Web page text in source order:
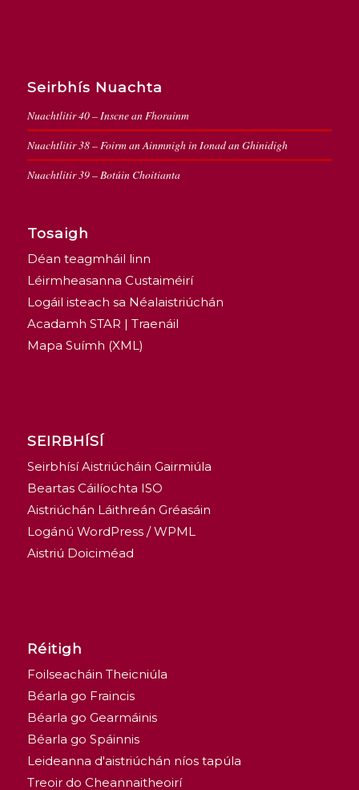
Seirbhís Nuachta
Nuachtlitir 40 – Inscne an Fhorainm
Nuachtlitir 38 – Foirm an Ainmnigh in Ionad an Ghinidigh
Nuachtlitir 39 – Botúin Choitianta
Tosaigh
Déan teagmháil linn
Léirmheasanna Custaiméirí
Logáil isteach sa Néalaistriúchán
Acadamh STAR | Traenáil
Mapa Suímh (XML)
SEIRBHÍSÍ
Seirbhísí Aistriúcháin Gairmiúla
Beartas Cáilíochta ISO
Aistriúchán Láithreán Gréasáin
Logánú WordPress / WPML
Aistriú Doiciméad
Réitigh
Foilseacháin Theicniúla
Béarla go Fraincis
Béarla go Gearmáinis
Béarla go Spáinnis
Leideanna d'aistriúchán níos tapúla
Treoir do Cheannaitheoirí